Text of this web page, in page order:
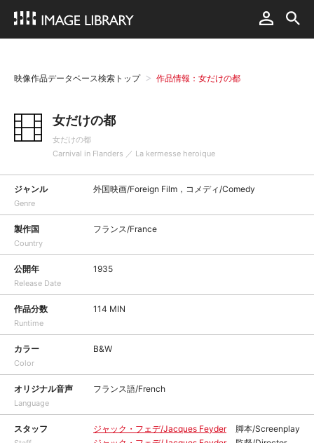
映像作品データベース検索トップ 作品情報：女だけの都
女だけの都
女だけの都
Carnival in Flanders ／ La kermesse heroique
ジャンル
Genre
外国映画/Foreign Film，コメディ/Comedy
製作国
Country
フランス/France
公開年
Release Date
1935
作品分数
Runtime
114 MIN
カラー
Color
B&W
オリジナル音声
Language
フランス語/French
スタッフ ジャック・フェデ/Jacques Feyder
脚本/Screenplay